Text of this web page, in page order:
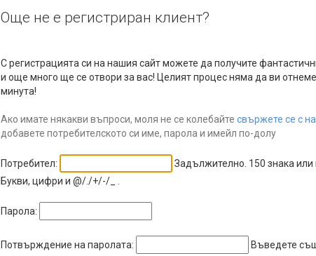
Още не е регистриран клиент?
С регистрацията си на нашия сайт можете да получите
и още много ще се отвори за вас! Целият процес няма да ви
минута!
Ако имате някакви въпроси, моля не се колебайте свържете се с
добавете потребителското си име, парола и имейл по-долу
Потребител:
Задължително. 150 знака или
Букви, цифри и @/./+/-/_ .
Парола:
Потвърждение на паролата:
Въведете